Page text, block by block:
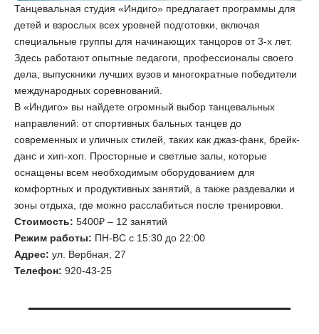
Танцевальная студия «Индиго» предлагает программы для
детей и взрослых всех уровней подготовки, включая
специальные группы для начинающих танцоров от 3-х лет.
Здесь работают опытные педагоги, профессионалы своего
дела, выпускники лучших вузов и многократные победители
международных соревнований.
В «Индиго» вы найдете огромный выбор танцевальных
направлений: от спортивных бальных танцев до
современных и уличных стилей, таких как джаз-фанк, брейк-
данс и хип-хоп. Просторные и светлые залы, которые
оснащены всем необходимым оборудованием для
комфортных и продуктивных занятий, а также раздевалки и
зоны отдыха, где можно расслабиться после тренировки.
Стоимость: 5400₽ – 12 занятий
Режим работы: ПН-ВС с 15:30 до 22:00
Адрес: ул. Вербная, 27
Телефон: 920-43-25